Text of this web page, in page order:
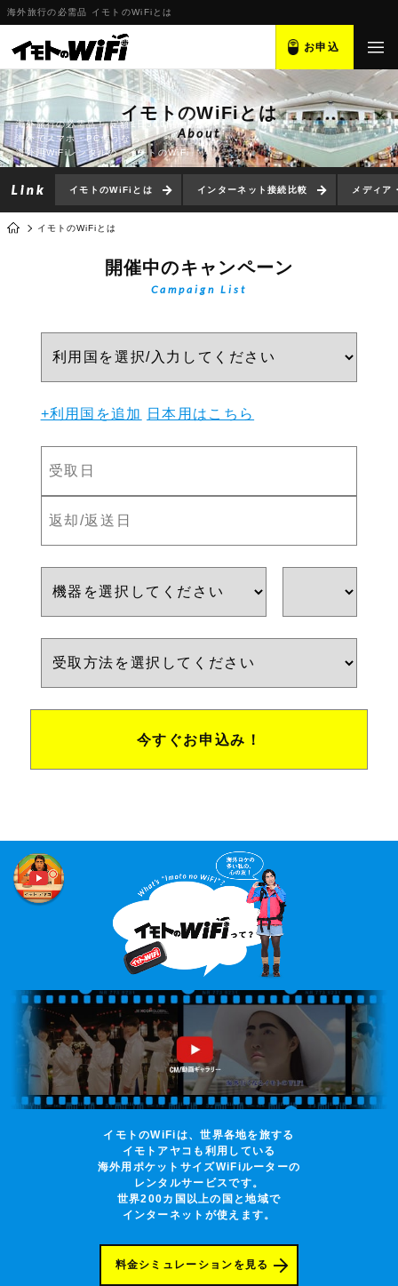
海外旅行の必需品 イモトのWiFiとは
お申込
イモトのWiFiとは
About
イモトのWiFiとは インターネット接続比較 メディア
イモトのWiFiとは
開催中のキャンペーン
Campaign List
海外旅行の必需品！ 定額1日500円～
海外でスマホ・PC使うなら、
海外用WiFiレンタルの「イモトのWiFi」
+利用国を追加 日本用はこちら
今すぐお申込み！
イモトのWiFiは、世界各地を旅する
イモトアヤコも利用している
海外用ポケットサイズWiFiルーターの
レンタルサービスです。
世界200カ国以上の国と地域で
インターネットが使えます。
料金シミュレーションを見る